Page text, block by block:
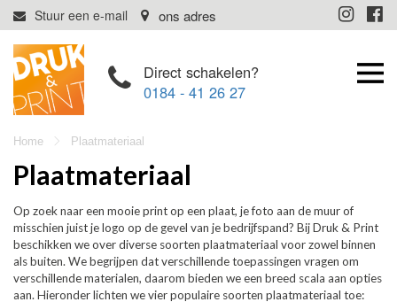
Direct schakelen?
0184 - 41 26 27
Home Plaatmateriaal
Plaatmateriaal
Op zoek naar een mooie print op een plaat, je foto aan de muur of
misschien juist je logo op de gevel van je bedrijfspand? Bij Druk & Print
beschikken we over diverse soorten plaatmateriaal voor zowel binnen
als buiten. We begrijpen dat verschillende toepassingen vragen om
verschillende materialen, daarom bieden we een breed scala aan opties
aan. Hieronder lichten we vier populaire soorten plaatmateriaal toe: